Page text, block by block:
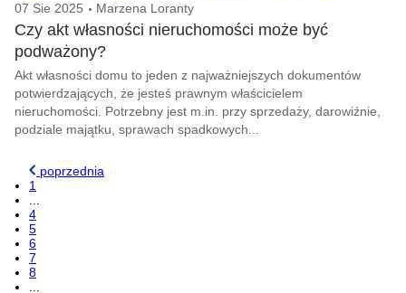
07 Sie 2025 Marzena Loranty
Czy akt własności nieruchomości może być
podważony?
Akt własności domu to jeden z najważniejszych dokumentów
potwierdzających, że jesteś prawnym właścicielem
nieruchomości. Potrzebny jest m.in. przy sprzedaży, darowiźnie,
podziale majątku, sprawach spadkowych...
poprzednia
1
4
5
6
7
8